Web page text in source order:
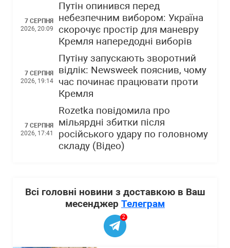
7 СЕРПНЯ
2026, 20:09
Путін опинився перед
небезпечним вибором: Україна
скорочує простір для маневру
Кремля напередодні виборів
7 СЕРПНЯ
2026, 19:14
Путіну запускають зворотний
відлік: Newsweek пояснив, чому
час починає працювати проти
Кремля
7 СЕРПНЯ
2026, 17:41
Rozetka повідомила про
мільярдні збитки після
російського удару по головному
складу (Відео)
Всі головні новини з доставкою в Ваш
месенджер Телеграм
2